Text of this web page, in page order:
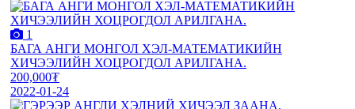
1
БАГА АНГИ МОНГОЛ ХЭЛ-МАТЕМАТИКИЙН
ХИЧЭЭЛИЙН ХОЦРОГДОЛ АРИЛГАНА.
200,000₮
2022-01-24